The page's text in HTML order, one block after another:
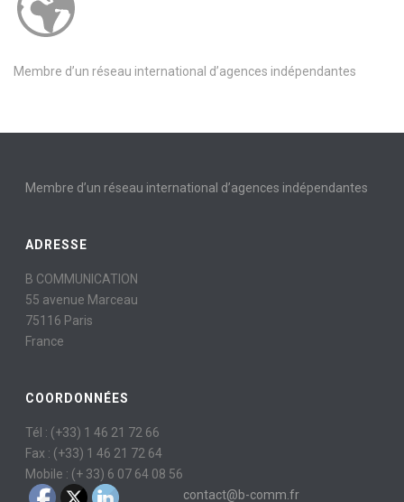
Membre d’un réseau international d’agences indépendantes
Membre d’un réseau international d’agences indépendantes
ADRESSE
B COMMUNICATION
55 avenue Marceau
75116 Paris
France
COORDONNÉES
Tél : (+33) 1 46 21 72 66
Fax : (+33) 1 46 21 72 64
Mobile : (+ 33) 6 07 64 08 56
contact@b-comm.fr